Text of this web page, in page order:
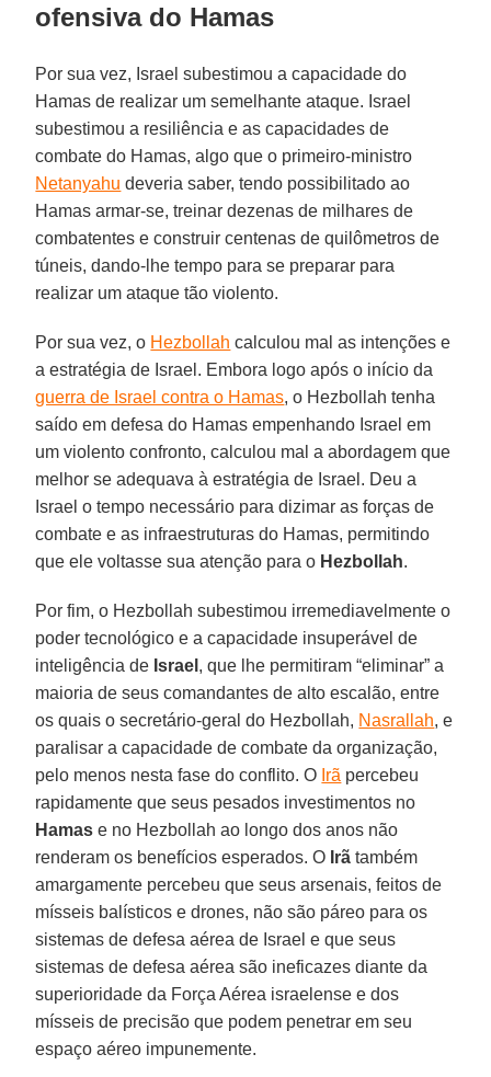
ofensiva do Hamas
Por sua vez, Israel subestimou a capacidade do
Hamas de realizar um semelhante ataque. Israel
subestimou a resiliência e as capacidades de
combate do Hamas, algo que o primeiro-ministro
Netanyahu deveria saber, tendo possibilitado ao
Hamas armar-se, treinar dezenas de milhares de
combatentes e construir centenas de quilômetros de
túneis, dando-lhe tempo para se preparar para
realizar um ataque tão violento.
Por sua vez, o Hezbollah calculou mal as intenções e
a estratégia de Israel. Embora logo após o início da
guerra de Israel contra o Hamas, o Hezbollah tenha
saído em defesa do Hamas empenhando Israel em
um violento confronto, calculou mal a abordagem que
melhor se adequava à estratégia de Israel. Deu a
Israel o tempo necessário para dizimar as forças de
combate e as infraestruturas do Hamas, permitindo
que ele voltasse sua atenção para o Hezbollah.
Por fim, o Hezbollah subestimou irremediavelmente o
poder tecnológico e a capacidade insuperável de
inteligência de Israel , que lhe permitiram “eliminar” a
maioria de seus comandantes de alto escalão, entre
os quais o secretário-geral do Hezbollah, Nasrallah, e
paralisar a capacidade de combate da organização,
pelo menos nesta fase do conflito. O Irã percebeu
rapidamente que seus pesados investimentos no
Hamas e no Hezbollah ao longo dos anos não
renderam os benefícios esperados. O Irã também
amargamente percebeu que seus arsenais, feitos de
mísseis balísticos e drones, não são páreo para os
sistemas de defesa aérea de Israel e que seus
sistemas de defesa aérea são ineficazes diante da
superioridade da Força Aérea israelense e dos
mísseis de precisão que podem penetrar em seu
espaço aéreo impunemente.